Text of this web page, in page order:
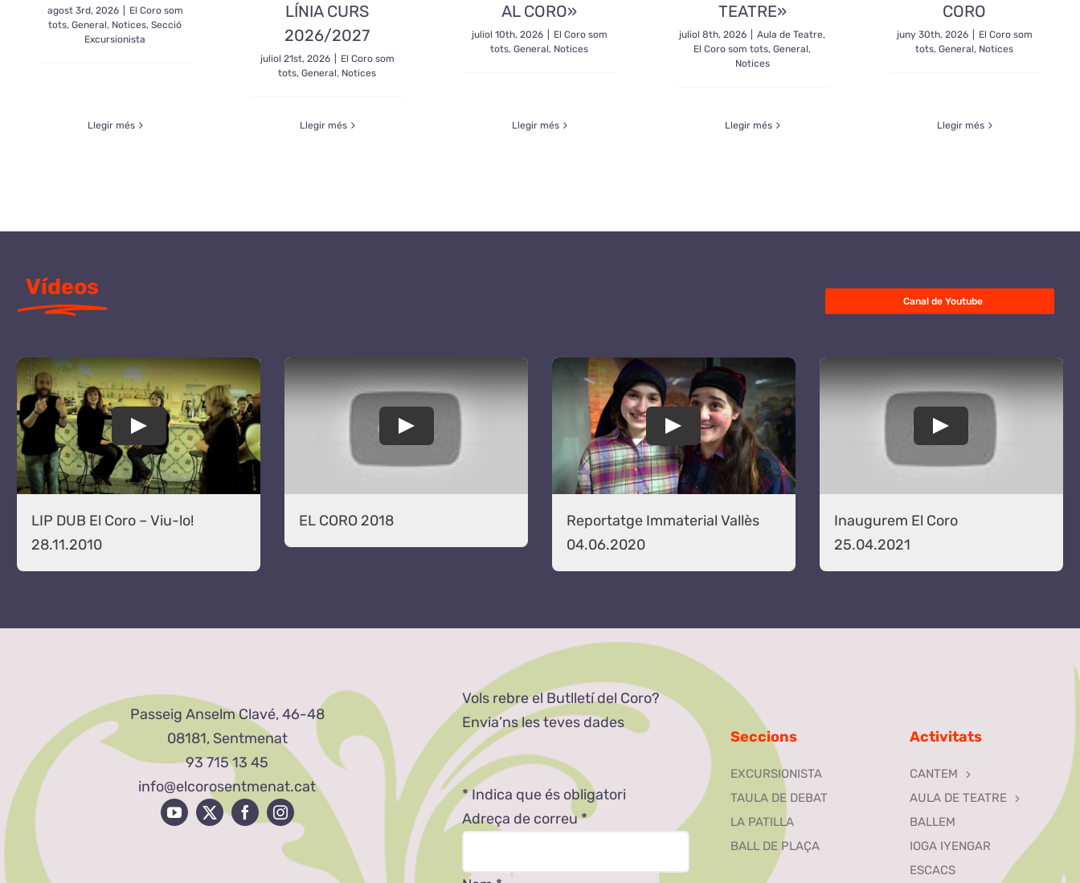
agost 3rd, 2026
El Coro som
tots,General, Notices,Secció
Excursionista
Llegir més
LÍNIA CURS
2026/2027
juliol 21st, 2026
El Coro som
tots,General, Notices
Llegir més
AL CORO»
juliol 10th, 2026
El Coro som
tots,General, Notices
Llegir més
TEATRE»
juliol 8th, 2026 Aula de Teatre,
El Coro som tots,General,
Notices
Llegir més
CORO
juny 30th, 2026
El Coro som
tots,General, Notices
Llegir més
Vídeos
Canal de Youtube
LIP DUB El Coro – Viu-lo!
28.11.2010
EL CORO 2018
Reportatge Immaterial Vallès
04.06.2020
Inaugurem El Coro
25.04.2021
Passeig Anselm Clavé, 46-48
08181, Sentmenat
93 715 13 45
info@elcorosentmenat.cat
Vols rebre el Butlletí del Coro?
Envia’ns les teves dades
*Indica que és obligatori
Adreça de correu*
Seccions
EXCURSIONISTA
TAULA DE DEBAT
LA PATILLA
BALL DE PLAÇA
Activitats
CANTEM
AULA DE TEATRE
BALLEM
IOGA IYENGAR
ESCACS